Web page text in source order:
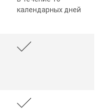
календарных дней